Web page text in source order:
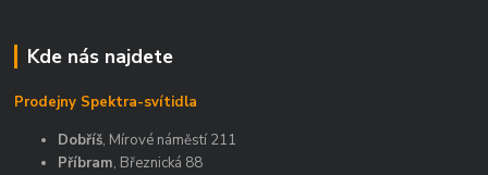
Kde nás najdete
Prodejny Spektra-svítidla
Dobříš, Mírové náměstí 211
Příbram, Březnická 88